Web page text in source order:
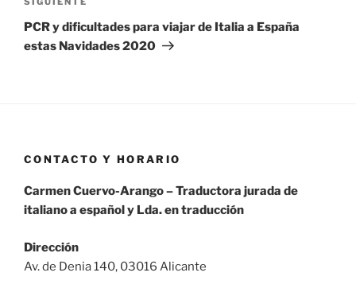
Siguiente
entrada
PCR y dificultades para viajar de Italia a España
estas Navidades 2020
CONTACTO Y HORARIO
Carmen Cuervo-Arango – Traductora jurada de
italiano a español y Lda. en traducción
Dirección
Av. de Denia 140, 03016 Alicante